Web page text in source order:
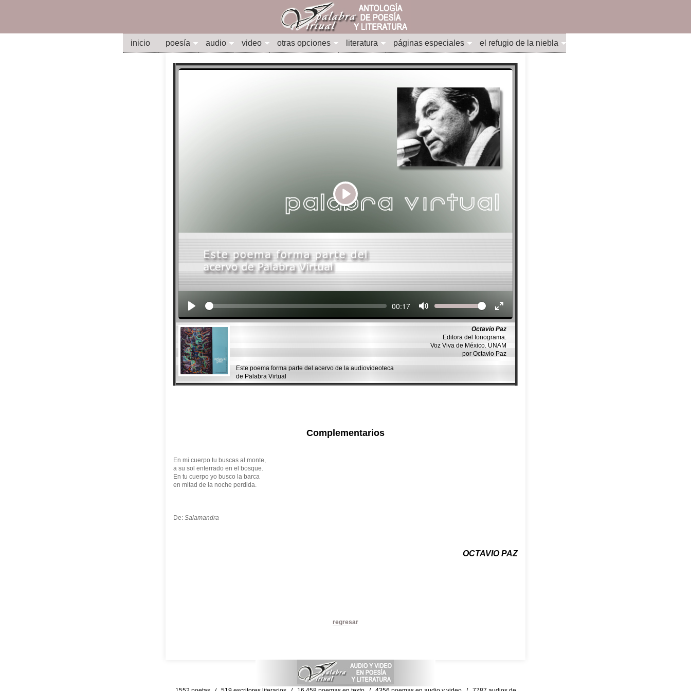
inicio poesía audio video otras opciones literatura páginas especiales el refugio de la niebla
Play
Seek Current
00:17 Volume
Octavio Paz
Editora del fonograma:
Voz Viva de México. UNAM
por Octavio Paz
Este poema forma parte del acervo de la audiovideoteca
de Palabra Virtual
Complementarios
En mi cuerpo tu buscas al monte,
a su sol enterrado en el bosque.
En tu cuerpo yo busco la barca
en mitad de la noche perdida.
De: Salamandra
OCTAVIO PAZ
regresar